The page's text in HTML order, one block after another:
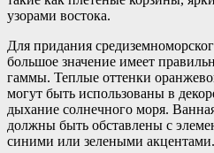
узорами востока.
Для придания
большое значение имеет
гаммы. Теплые оттенки
могут быть использованы в
дыхание солнечного моря.
должны быть обставлены с
синими или зелеными акцентами.